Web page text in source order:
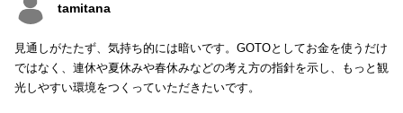
tamitana
見通しがたたず、気持ち的には暗いです。GOTOとしてお金を使うだけ
ではなく、連休や夏休みや春休みなどの考え方の指針を示し、もっと観
光しやすい環境をつくっていただきたいです。